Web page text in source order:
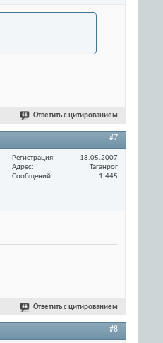
Ответить с цитированием
#7
Регистрация
18.05.2007
Адрес
Таганрог
Сообщений
1,445
Ответить с цитированием
#8